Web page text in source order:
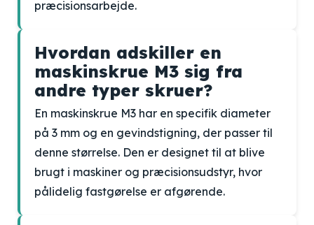
præcisionsarbejde.
Hvordan adskiller en
maskinskrue M3 sig fra
andre typer skruer?
En maskinskrue M3 har en specifik diameter
på 3 mm og en gevindstigning, der passer til
denne størrelse. Den er designet til at blive
brugt i maskiner og præcisionsudstyr, hvor
pålidelig fastgørelse er afgørende.